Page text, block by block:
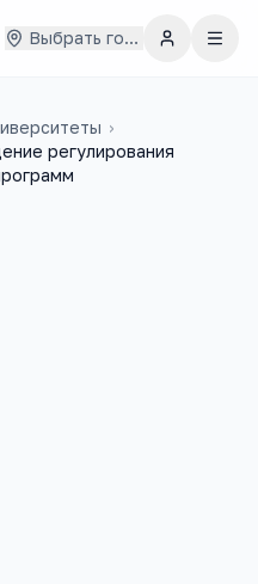
Выбрать город
›
регулирования